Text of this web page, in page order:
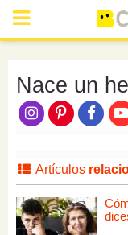
Nace un
Artículos